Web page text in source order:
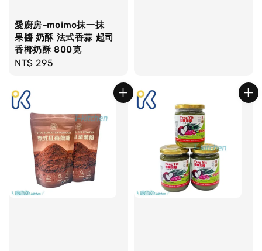
愛廚房~moimo抹一抹
果醬 奶酥 法式香蒜 起司
香椰奶酥 800克
Regular
NT$ 295